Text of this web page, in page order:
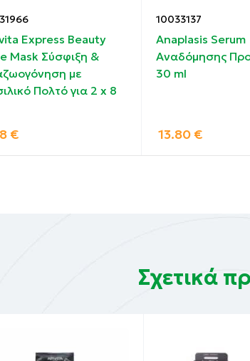
ACID, KAOLIN, TITANIUM DIOXIDE,
LEAF POWDER, PERSEA GRATISSIMA
SINENSIS LEAF EXTRACT,
silicon free, ethanolamine free,
Express Beauty
Mask Σύσφιξη &
με
Πολτό για 2 x 8
€
10033137
Anaplasis Serum
Αναδόμησης
30 ml
13.80 €
Σχετικά